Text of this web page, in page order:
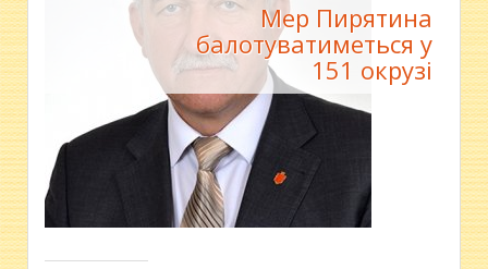
Мер Пирятина
балотуватиметься у
151 окрузі